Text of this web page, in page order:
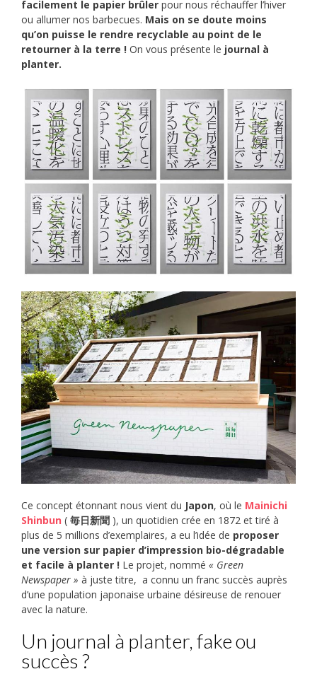
DU
CONCRET
facilement le papier brûler pour nous réchauffer l’hiver
ou allumer nos barbecues. Mais on se doute moins
qu’on puisse le rendre recyclable au point de le
retourner à la terre ! On vous présente le journal à
planter.
Ce concept étonnant nous vient du Japon, où le Mainichi
Shinbun ( 毎日新聞 ), un quotidien crée en 1872 et tiré à
plus de 5 millions d’exemplaires, a eu l’idée de proposer
une version sur papier d’impression bio-dégradable
et facile à planter ! Le projet, nommé « Green
Newspaper » à juste titre, a connu un franc succès auprès
d’une population japonaise urbaine désireuse de renouer
avec la nature.
Un journal à planter, fake ou
succès ?